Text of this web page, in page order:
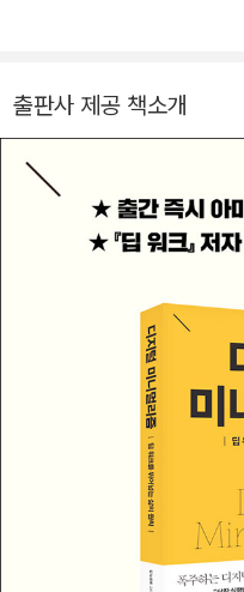
야 하는 이유, 그리고 자신을
임스》 베스트셀러에 오르
저서로는 전 세계 40개 이
매된 스테디셀러 『딥 워크』
출판사 제공 책소개